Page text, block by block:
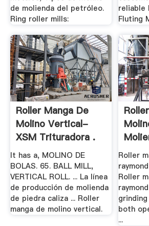
de molienda del petróleo.
Ring roller mills:
reliable
Fluting
Roller Manga De
Molino Vertical-
XSM Trituradora .
It has a, MOLINO DE
BOLAS. 65. BALL MILL,
VERTICAL ROLL. ... La línea
de producción de molienda
de piedra caliza ... Roller
manga de molino vertical.
Roller
Roller
both
...